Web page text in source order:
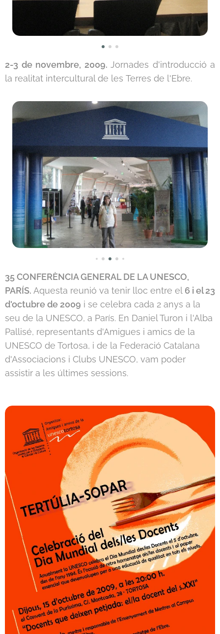
2-3 de novembre, 2009. Jornades d'introducció a
la realitat intercultural de les Terres de l'Ebre.
35 CONFERÈNCIA GENERAL DE LA UNESCO,
PARÍS. Aquesta reunió va tenir lloc entre el 6 i el 23
d'octubre de 2009 i se celebra cada 2 anys a la
seu de la UNESCO, a París. En Daniel Turon i l'Alba
Pallisé, representants d'Amigues i amics de la
UNESCO de Tortosa, i de la Federació Catalana
d'Associacions i Clubs UNESCO, vam poder
assistir a les últimes sessions.